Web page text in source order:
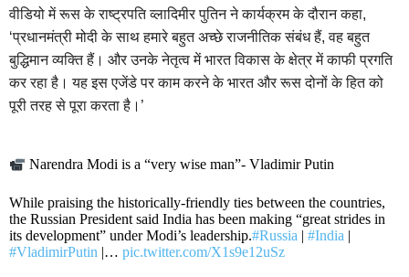
वीडियो में रूस के राष्ट्रपति व्लादिमीर पुतिन ने कार्यक्रम के दौरान कहा,
‘प्रधानमंत्री मोदी के साथ हमारे बहुत अच्छे राजनीतिक संबंध हैं, वह बहुत
बुद्धिमान व्यक्ति हैं। और उनके नेतृत्व में भारत विकास के क्षेत्र में काफी प्रगति
कर रहा है। यह इस एजेंडे पर काम करने के भारत और रूस दोनों के हित को
पूरी तरह से पूरा करता है।’
Narendra Modi is a “very wise man”- Vladimir Putin
While praising the historically-friendly ties between the countries,
the Russian President said India has been making “great strides in
its development” under Modi’s leadership.#Russia | #India |
#VladimirPutin |… pic.twitter.com/X1s9e12uSz